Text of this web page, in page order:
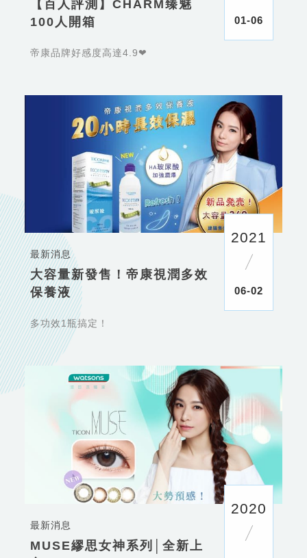
01-06
【百人評測】CHARM臻魅
100人開箱
帝康品牌好感度高達4.9❤
2021
06-02
最新消息
大容量新發售！帝康視潤多效
保養液
多功效1瓶搞定！
2020
最新消息
MUSE繆思女神系列│全新上